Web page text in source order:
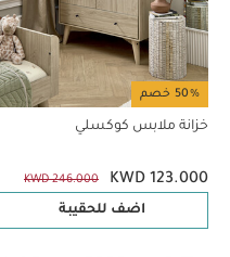
50% خصم
خزانة ملابس كوكسلي
KWD 123.000
KWD 246.000
اضف للحقيبة